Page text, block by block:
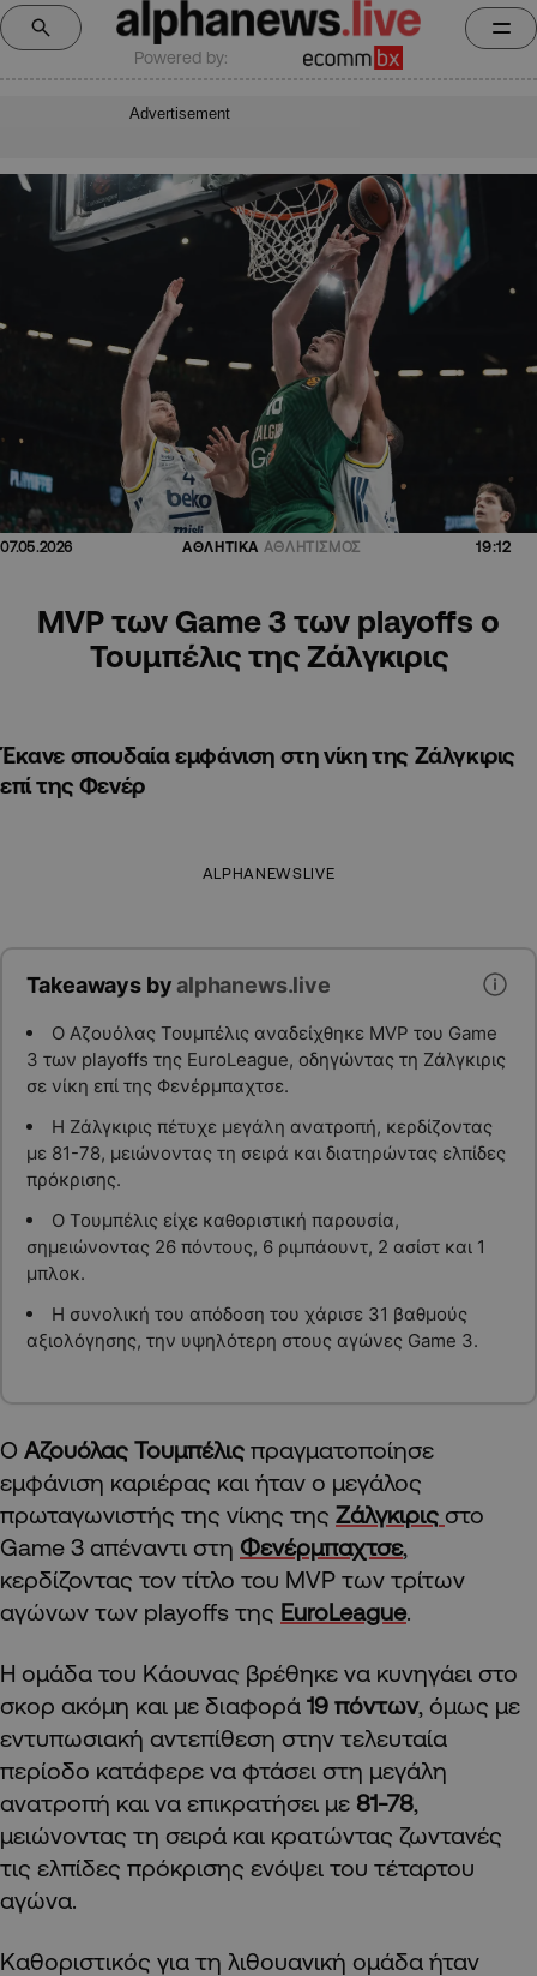
Powered by:
Advertisement
07.05.2026 ΑΘΛΗΤΙΚΑ ΑΘΛΗΤΙΣΜΟΣ 19:12
MVP των Game 3 των playoffs ο
Τουμπέλις της Ζάλγκιρις
Έκανε σπουδαία εμφάνιση στη νίκη της Ζάλγκιρις
επί της Φενέρ
ALPHANEWSLIVE
Takeaways byalphanews.live
Ο Αζουόλας Τουμπέλις αναδείχθηκε MVP του Game
3 των playoffs της EuroLeague, οδηγώντας τη Ζάλγκιρις
σε νίκη επί της Φενέρμπαχτσε.
Η Ζάλγκιρις πέτυχε μεγάλη ανατροπή, κερδίζοντας
με 81-78, μειώνοντας τη σειρά και διατηρώντας ελπίδες
πρόκρισης.
Ο Τουμπέλις είχε καθοριστική παρουσία,
σημειώνοντας 26 πόντους, 6 ριμπάουντ, 2 ασίστ και 1
μπλοκ.
Η συνολική του απόδοση του χάρισε 31 βαθμούς
αξιολόγησης, την υψηλότερη στους αγώνες Game 3.
Ο Αζουόλας Τουμπέλις πραγματοποίησε
εμφάνιση καριέρας και ήταν ο μεγάλος
πρωταγωνιστής της νίκης της Ζάλγκιρις στο
Game 3 απέναντι στη Φενέρμπαχτσε,
κερδίζοντας τον τίτλο του MVP των τρίτων
αγώνων των playoffs της EuroLeague.
Η ομάδα του Κάουνας βρέθηκε να κυνηγάει στο
σκορ ακόμη και με διαφορά 19 πόντων, όμως με
εντυπωσιακή αντεπίθεση στην τελευταία
περίοδο κατάφερε να φτάσει στη μεγάλη
ανατροπή και να επικρατήσει με 81-78,
μειώνοντας τη σειρά και κρατώντας ζωντανές
τις ελπίδες πρόκρισης ενόψει του τέταρτου
αγώνα.
Καθοριστικός για τη λιθουανική ομάδα ήταν